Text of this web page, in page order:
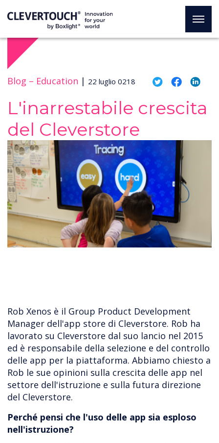
Blog – Education | 22 luglio 0218
L'inarrestabile crescita
del Cleverstore
Rob Xenos è il Group Product Development
Manager dell'app store di Cleverstore. Rob ha
lavorato su Cleverstore dal suo lancio nel 2015
ed è responsabile della selezione e del controllo
delle app per la piattaforma. Abbiamo chiesto a
Rob le sue opinioni sulla crescita delle app nel
settore dell'istruzione e sulla futura direzione
del Cleverstore.
Perché pensi che l'uso delle app sia esploso
nell'istruzione?